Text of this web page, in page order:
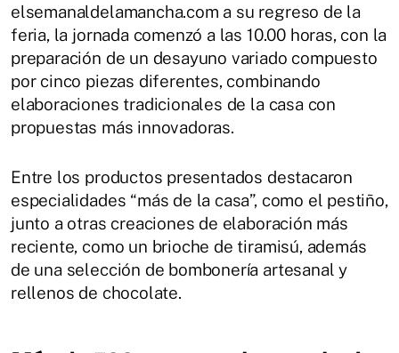
elsemanaldelamancha.com a su regreso de la
feria, la jornada comenzó a las 10.00 horas, con la
preparación de un desayuno variado compuesto
por cinco piezas diferentes, combinando
elaboraciones tradicionales de la casa con
propuestas más innovadoras.
Entre los productos presentados destacaron
especialidades “más de la casa”, como el pestiño,
junto a otras creaciones de elaboración más
reciente, como un brioche de tiramisú, además
de una selección de bombonería artesanal y
rellenos de chocolate.